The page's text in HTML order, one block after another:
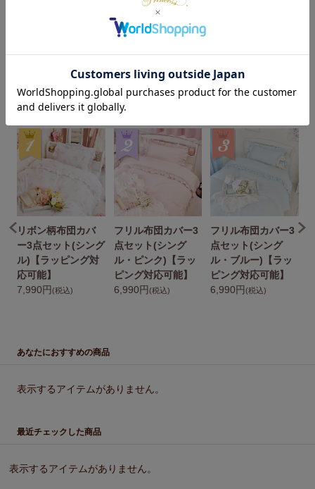
14,990
人気アイテムランキング（寝具）
リボン柄布団カバ
ー3点セット(シング
ル)【ラッピング対
応可能】
7,990円 (税込)
フリル布団カバー3
点セット(シング
ル・ピンク)【ラッ
ピング対応可能】
6,990円 (税込)
フリル布団カバー3
点セット(シング
ル・ブルー)【ラッ
ピング対応可能】
6,990円(税込)
あなたにおすすめの商品
表示するアイテムがありません。
最近チェックした商品
表示するアイテムがありません。